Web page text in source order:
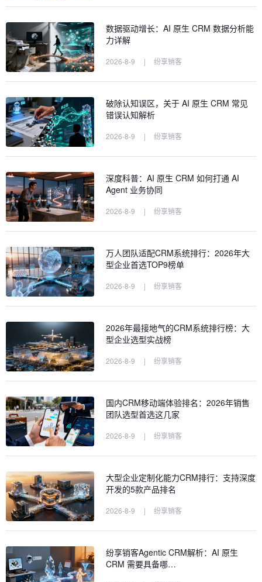
数据驱动增长：AI 原生 CRM 数据分析能
力详解
2026-8-9 | 纷享销客
破除认知误区，关于 AI 原生 CRM 常见
错误认知解析
2026-8-9 | 纷享销客
深度科普：AI 原生 CRM 如何打通 AI
Agent 业务协同
2026-8-9 | 纷享销客
万人团队适配CRM系统排行：2026年大
型企业首选TOP9榜单
2026-8-9 | 纷享销客
2026年最接地气的CRM系统排行榜：大
型企业选型实战榜
2026-8-9 | 纷享销客
国内CRM移动端体验排名：2026年销售
团队选型首选这几家
2026-8-9 | 纷享销客
大型企业定制化能力CRM排行：支持深度
开发的5款产品排名
2026-8-9 | 纷享销客
纷享销客Agentic CRM解析：AI 原生
CRM 需要具备哪…